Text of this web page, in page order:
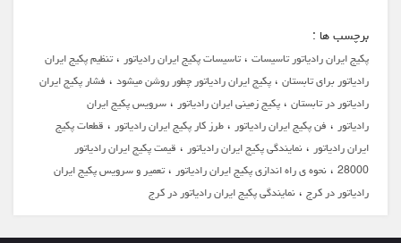
برچسب ها :
پکیج ایران رادیاتور تاسیسات،تاسیسات پکیج ایران رادیاتور،تنظیم پکیج ایران
رادیاتور برای تابستان،پکیج ایران رادیاتور چطور روشن میشود، فشار پکیج ایران
رادیاتور در تابستان،پکیج زمینی ایران رادیاتور،سرویس پکیج ایران
رادیاتور، فن پکیج ایران رادیاتور،طرز کار پکیج ایران رادیاتور، قطعات پکیج
ایران رادیاتور،نمایندگی پکیج ایران رادیاتور، قیمت پکیج ایران رادیاتور
28000،نحوه ی راه اندازی پکیج ایران رادیاتور،تعمیر و سرویس پکیج ایران
رادیاتور در کرج،نمایندگی پکیج ایران رادیاتور در کرج